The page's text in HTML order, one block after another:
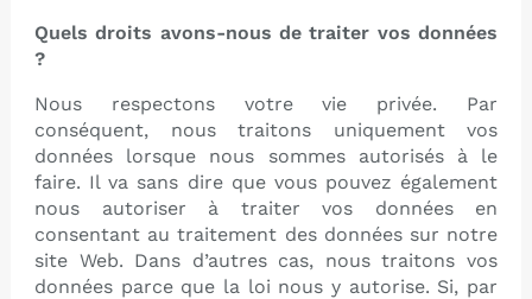
Quels droits avons-nous de traiter vos données
?
Nous respectons votre vie privée. Par
conséquent, nous traitons uniquement vos
données lorsque nous sommes autorisés à le
faire. Il va sans dire que vous pouvez également
nous autoriser à traiter vos données en
consentant au traitement des données sur notre
site Web. Dans d’autres cas, nous traitons vos
données parce que la loi nous y autorise. Si, par